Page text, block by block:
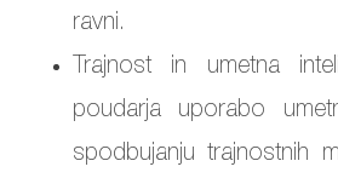
ravni.
Trajnost in umetna
poudarja uporabo
spodbujanju trajnostnih